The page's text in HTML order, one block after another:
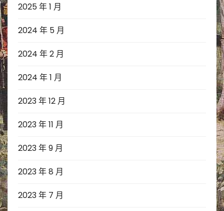
2025 年 1 月
2024 年 5 月
2024 年 2 月
2024 年 1 月
2023 年 12 月
2023 年 11 月
2023 年 9 月
2023 年 8 月
2023 年 7 月